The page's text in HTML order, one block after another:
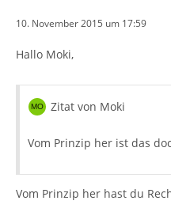
10. November 2015 um 17:59
Hallo Moki,
Zitat von Moki
Vom Prinzip her ist das
Vom Prinzip her hast du